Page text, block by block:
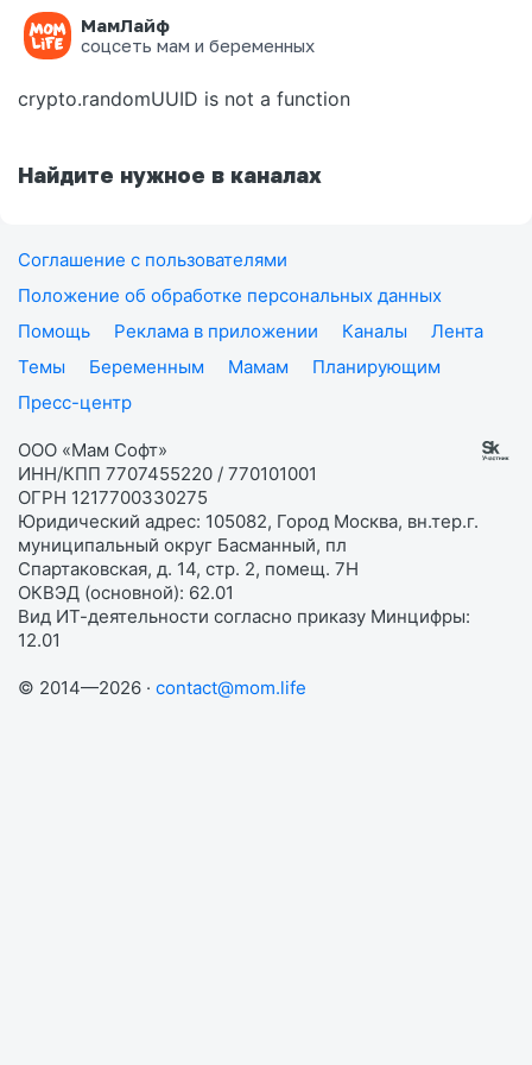
МамЛайф
соцсеть мам и беременных
Ошибка на странице
crypto.randomUUID is not a function
Найдите нужное в каналах
Соглашение с пользователями
Положение об обработке персональных данных
Помощь
Реклама в приложении Каналы
Лента
Темы
Беременным Мамам
Планирующим
Пресс-центр
ООО «Мам Софт»
ИНН/КПП 7707455220 / 770101001
ОГРН 1217700330275
Юридический адрес: 105082, Город Москва, вн.тер.г.
муниципальный округ Басманный, пл
Спартаковская, д. 14, стр. 2, помещ. 7Н
ОКВЭД (основной): 62.01
Вид ИТ-деятельности согласно приказу Минцифры:
12.01
© 2014—2026 · contact@mom.life